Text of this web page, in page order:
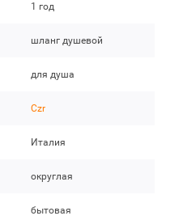
1 год
шланг душевой
для душа
Czr
Италия
округлая
бытовая